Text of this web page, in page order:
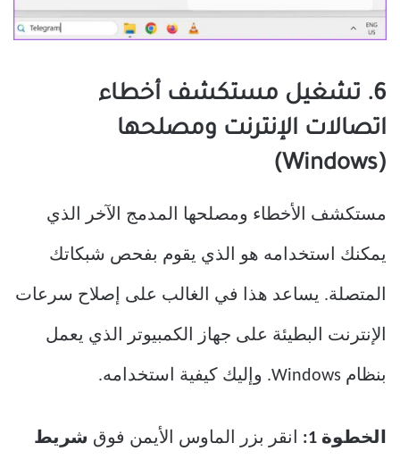
6. تشغيل مستكشف أخطاء
اتصالات الإنترنت ومصلحها
(Windows)
مستكشف الأخطاء ومصلحها المدمج الآخر الذي
يمكنك استخدامه هو الذي يقوم بفحص شبكاتك
المتصلة. يساعد هذا في الغالب على إصلاح سرعات
الإنترنت البطيئة على جهاز الكمبيوتر الذي يعمل
بنظام Windows. وإليك كيفية استخدامه.
الخطوة 1: انقر بزر الماوس الأيمن فوق شريط